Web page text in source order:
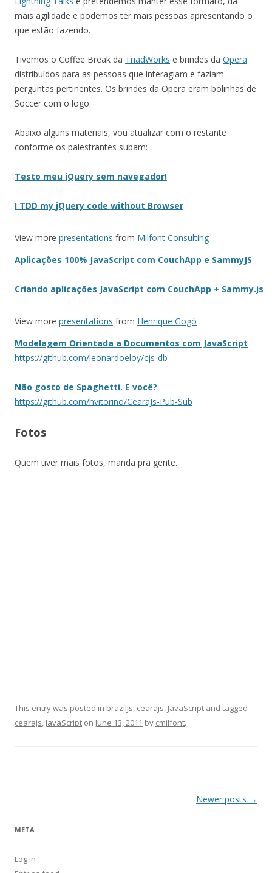
mais agilidade e podemos ter mais pessoas apresentando o
que estão fazendo.
Tivemos o Coffee Break da TriadWorks e brindes da Opera
distribuídos para as pessoas que interagiam e faziam
perguntas pertinentes. Os brindes da Opera eram bolinhas de
Soccer com o logo.
Abaixo alguns materiais, vou atualizar com o restante
conforme os palestrantes subam:
Testo meu jQuery sem navegador!
I TDD my jQuery code without Browser
View more presentations from Milfont Consulting
Aplicações 100% JavaScript com CouchApp e SammyJS
Criando aplicações JavaScript com CouchApp + Sammy.js
View more presentations from Henrique Gogó
Modelagem Orientada a Documentos com JavaScript
https://github.com/leonardoeloy/cjs-db
Não gosto de Spaghetti. E você?
https://github.com/hvitorino/CearaJs-Pub-Sub
Fotos
Quem tiver mais fotos, manda pra gente.
This entry was posted in braziljs, cearajs, JavaScript and tagged
cearajs, JavaScript on June 13, 2011 by cmilfont.
Newer posts →
META
Log in